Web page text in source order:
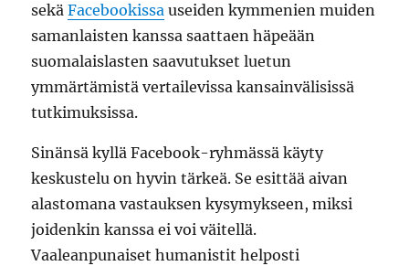
sekäFacebookissa useiden kymmenien muiden
samanlaisten kanssa saattaen häpeään
suomalaislasten saavutukset luetun
ymmärtämistä vertailevissa kansainvälisissä
tutkimuksissa.
Sinänsä kyllä Facebook-ryhmässä käyty
keskustelu on hyvin tärkeä. Se esittää aivan
alastomana vastauksen kysymykseen, miksi
joidenkin kanssa ei voi väitellä.
Vaaleanpunaiset humanistit helposti